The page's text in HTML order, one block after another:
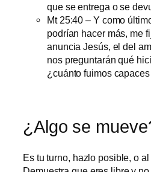
que se entrega o se
Mt 25:40 – Y como
podrían hacer más, me
anuncia Jesús, el del
nos preguntarán qué
¿cuánto fuimos
¿Algo se
Es tu turno, hazlo posible, o